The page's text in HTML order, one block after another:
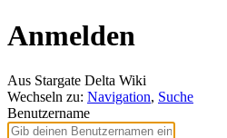
Anmelden
Aus Stargate Delta Wiki
Wechseln zu: Navigation, Suche
Benutzername